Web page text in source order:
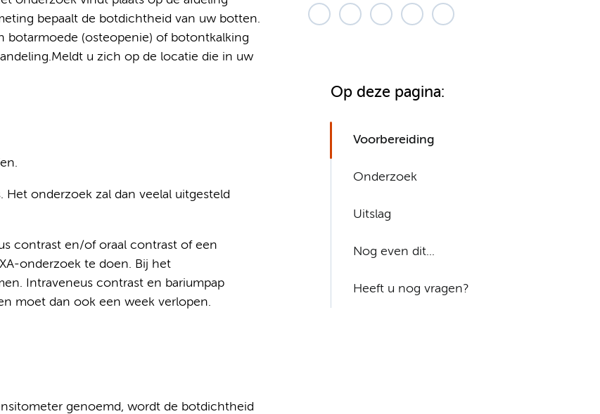
bepaalt de botdichtheid van uw botten.
botarmoede (osteopenie) of botontkalking
u zich op de locatie die in uw
Het onderzoek zal dan veelal uitgesteld
contrast en/of oraal contrast of een
onderzoek te doen. Bij het
Intraveneus contrast en bariumpap
moet dan ook een week verlopen.
genoemd, wordt de botdichtheid
Op deze pagina:
Voorbereiding
Onderzoek
Uitslag
Nog even dit...
Heeft u nog vragen?